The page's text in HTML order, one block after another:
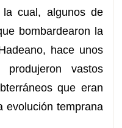
la cual, algunos de
bombardearon la
hace unos
vastos
que eran
evolución temprana